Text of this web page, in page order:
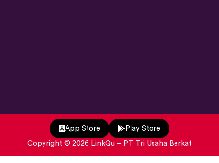
Copyright © 2026 LinkQu – PT Tri Usaha Berkat
App Store Play Store